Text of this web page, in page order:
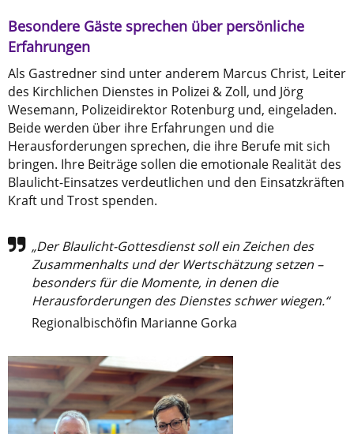
Besondere Gäste sprechen über persönliche
Erfahrungen
Als Gastredner sind unter anderem Marcus Christ, Leiter
des Kirchlichen Dienstes in Polizei & Zoll, und Jörg
Wesemann, Polizeidirektor Rotenburg und, eingeladen.
Beide werden über ihre Erfahrungen und die
Herausforderungen sprechen, die ihre Berufe mit sich
bringen. Ihre Beiträge sollen die emotionale Realität des
Blaulicht-Einsatzes verdeutlichen und den Einsatzkräften
Kraft und Trost spenden.
„Der Blaulicht-Gottesdienst soll ein Zeichen des
Zusammenhalts und der Wertschätzung setzen –
besonders für die Momente, in denen die
Herausforderungen des Dienstes schwer wiegen.“
Regionalbischöfin Marianne Gorka